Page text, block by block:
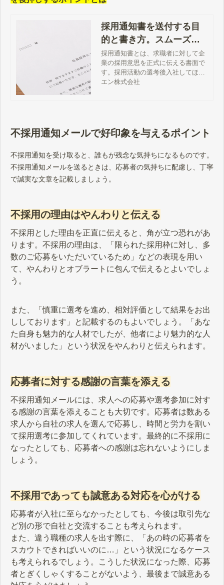
採用通知書を送付する目
的と書き方。スムーズな
入社を後押しするポイン
トとは
採用通知書とは、求職者に対して企
業の採用意思を正式に伝える書面で
す。採用活動の選考後入社してほし
い人材が決まったら、企業側から求
す。
エン株式会社
不採用通知メールで好印象を与えるポイント
不採用通知を受け取ると、誰もが残念な気持ちになるものです。
不採用通知メールを送るときは、応募者の気持ちに配慮し、丁寧
で誠実な文章を記載しましょう。
不採用の理由はやんわりと伝える
不採用とした理由を正直に伝えると、角が立つ恐れがあ
ります。不採用の理由は、「限られた採用枠に対し、多
数のご応募をいただいているため」などの表現を用い
て、やんわりとオブラートに包んで伝えるとよいでしょ
う。
また、「慎重に選考を進め、相対評価として結果をお出
ししております」と記載するのもよいでしょう。「あな
た自身も魅力的な人材でしたが、他者により魅力的な人
材がいました」という状況をやんわりと伝えられます。
応募者に対する感謝の言葉を添える
不採用通知メールには、求人への応募や選考参加に対す
る感謝の言葉を添えることも大切です。応募者は数ある
求人から自社の求人を選んで応募し、時間と労力を割い
て採用選考に参加してくれています。最終的に不採用に
なったとしても、応募者への感謝は忘れないようにしま
しょう。
不採用であっても誠意ある対応を心がける
応募者が入社に至らなかったとしても、今後は取引先な
ど別の形で自社と交流することも考えられます。
また、違う職種の求人を出す際に、「あの時の応募者を
スカウトできればいいのに…」という状況になるケース
も考えられるでしょう。こうした状況になった際、応募
者とぎくしゃくすることがないよう、最後まで誠意ある